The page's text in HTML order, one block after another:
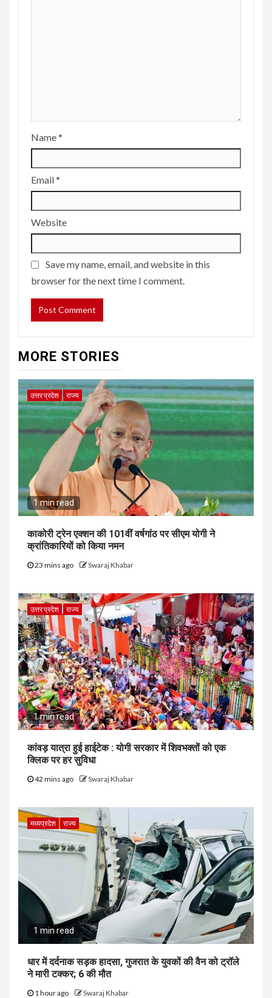
Name*
Email*
Website
Save my name, email, and website in this
browser for the next time I comment.
MORE STORIES
उत्तर प्रदेश राज्य
1 min read
काकोरी ट्रेन एक्शन की 101वीं वर्षगांठ पर सीएम योगी ने
क्रांतिकारियों को किया नमन
23 mins ago Swaraj Khabar
उत्तर प्रदेश राज्य
1 min read
कांवड़ यात्रा हुई हाईटेक : योगी सरकार में शिवभक्तों को एक
क्लिक पर हर सुविधा
42 mins ago Swaraj Khabar
मध्यप्रदेश राज्य
1 min read
धार में दर्दनाक सड़क हादसा, गुजरात के युवकों की वैन को ट्रॉले
ने मारी टक्कर; 6 की मौत
1 hour ago Swaraj Khabar